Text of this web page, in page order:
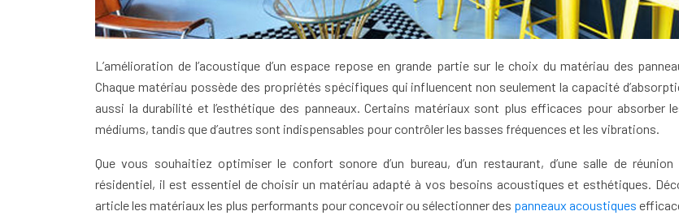
L’amélioration de l’acoustique d’un espace repose en grande partie sur le choix du matériau des
Chaque matériau possède des propriétés spécifiques qui influencent non seulement la capacité
aussi la durabilité et l’esthétique des panneaux. Certains matériaux sont plus efficaces pour absorber
médiums, tandis que d’autres sont indispensables pour contrôler les basses fréquences et les vibrations.
Que vous souhaitiez optimiser le confort sonore d’un bureau, d’un restaurant, d’une salle de réunion
résidentiel, il est essentiel de choisir un matériau adapté à vos besoins acoustiques et esthétiques.
article les matériaux les plus performants pour concevoir ou sélectionner des panneaux acoustiques